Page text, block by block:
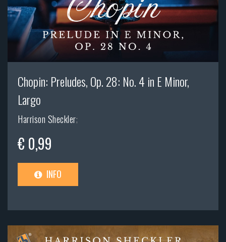
Chopin: Preludes, Op. 28: No. 4 in E Minor,
Largo
Harrison Sheckler;
€ 0,99
INFO